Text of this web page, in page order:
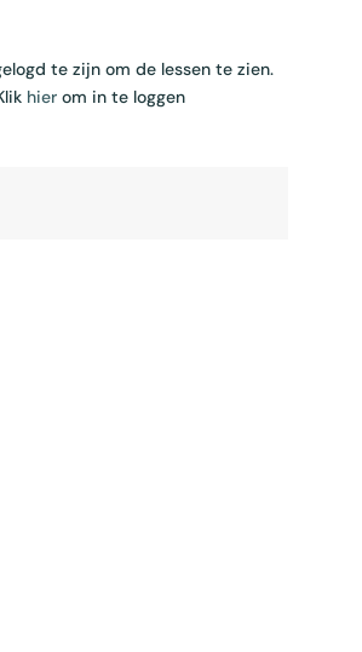
te zijn om de lessen te zien.
hier om in te loggen